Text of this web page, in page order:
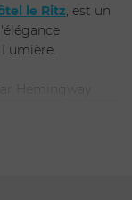
le Ritz, est un
Hemingway
Hemingway, qui